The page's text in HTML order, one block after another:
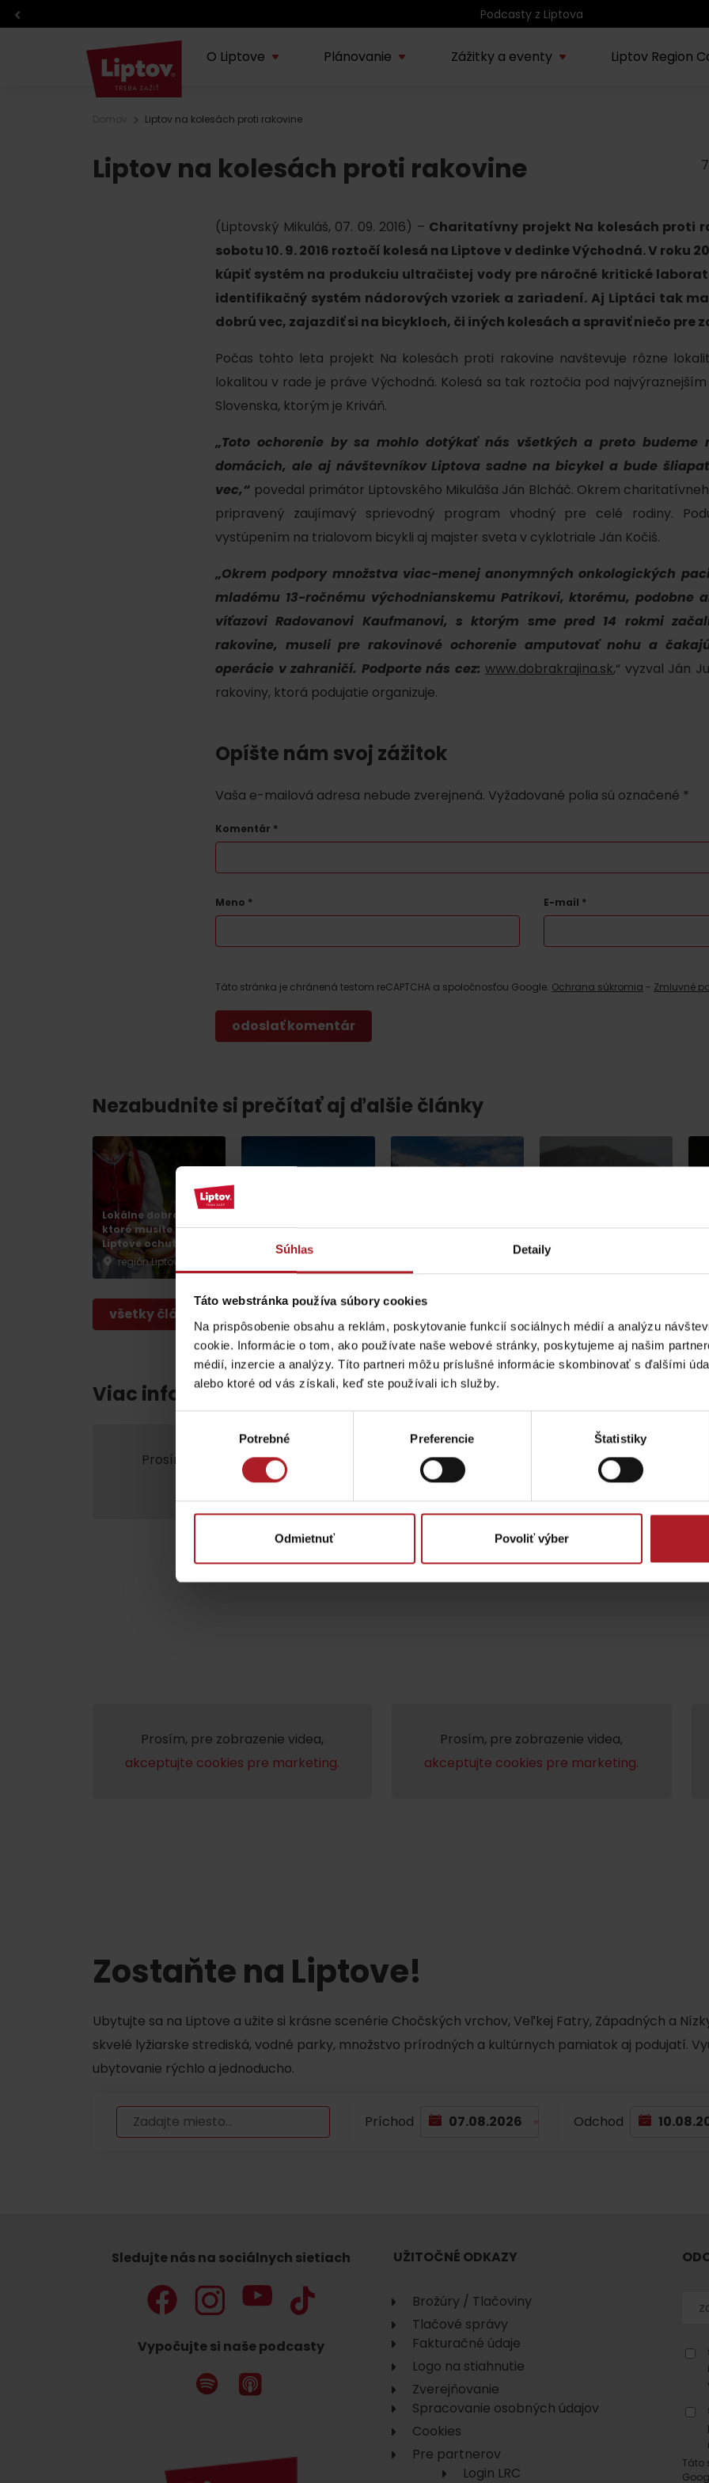
Súhlas Detaily
Táto webstránka používa súbory cookies
Na prispôsobenie obsahu a reklám, poskytovanie funkcií sociálnych médií a analýzu
cookie. Informácie o tom, ako používate naše webové stránky, poskytujeme aj našim
médií, inzercie a analýzy. Títo partneri môžu príslušné informácie skombinovať s ďalšími
alebo ktoré od vás získali, keď ste používali ich služby.
Potrebné Preferencie Štatistiky
Odmietnuť Povoliť výber
Podcasty z Liptova
O Liptove
O regióne
TOP z regiónu
Liptov
VIAC O REGIÓNE
Plánovanie
Plánovanie dovolenky
TOP atrakcie
Počasie a kamery
Požičovne a servisy
Plánovanie pre firmy
Liptove
ZOZNAM INFOCENTIER
Naplánuj si dovolenku
Pobytové balíky
Rezervuj si izby
So zvieratkami
Program pre zamestnancov
Konferenčné priestory
Teambuildingy
Kde sa nachádza
VŠETKY ČLÁNKY
Počasie a kamery
Pravidlá pobytu na
horách
Poistenie záchrany
zadarmo s Generali
Ski&Aqua Bus
Autobusová
Vlaková
Letecká
Zážitky a eventy
Zážitky
Športy
Liptov s deťmi
Regionálne výrobky
08.
2026
20. Cvyklo pohár 2026
AUG
15.
Vodný park Tatralandia
Tropická noc v
Tatralandii – letný
špeciál
AUG
08.
Demänovská Dolina
Leto pod Chopkom
VŠETKY PODUJATIA
Letné športy
Turistika
Vodné športy
Nordic walking
Zimné športy
Lyžovanie
Skialpinizmus
Bežkovanie
Zimná turistika
Vyber si typ
Všetky
Vodné parky
Wellness a
Vodné
História a
Reštaurácie
Salaše a koliby
Zimu a leto na Liptove
spoja športy
Kde sa nachádza
Voda, sneh a
VŠETKY ČLÁNKY
podľa veku detí podľa ročného obdobia
Chaty a útulne Liptovské tradície Pramene a vodopády
No data found for this source.
Liptov Region
Liptov na kolesách proti rakovine
Liptov na kolesách proti rakovine
(Liptovský Mikuláš, 07. 09. 2016) – Charitatívny projekt Na kolesách proti
sobotu 10. 9. 2016 roztočí kolesá na Liptove v dedinke Východná. V roku
kúpiť systém na produkciu ultračistej vody pre náročné kritické
identifikačný systém nádorových vzoriek a zariadení. Aj Liptáci tak
dobrú vec, zajazdiť si na bicykloch, či iných kolesách a spraviť niečo pre
Počas tohto leta projekt Na kolesách proti rakovine navštevuje rôzne
lokalitou v rade je práve Východná. Kolesá sa tak roztočia pod
Slovenska, ktorým je Kriváň.
„Toto ochorenie by sa mohlo dotýkať nás všetkých a preto
domácich, ale aj návštevníkov Liptova sadne na bicykel a bude
vec,“ povedal primátor Liptovského Mikuláša Ján Blcháč. Okrem
pripravený zaujímavý sprievodný program vhodný pre celé rodiny.
vystúpením na trialovom bicykli aj majster sveta v cyklotriale Ján Kočiš.
„Okrem podpory množstva viac-menej anonymných onkologických
mladému 13-ročnému východnianskemu Patrikovi, ktorému, podobne
víťazovi Radovanovi Kaufmanovi, s ktorým sme pred 14 rokmi
rakovine, museli pre rakovinové ochorenie amputovať nohu a
operácie v zahraničí. Podporte nás cez: www.dobrakrajina.sk,“ vyzval Ján
rakoviny, ktorá podujatie organizuje.
Opíšte nám svoj zážitok
Vaša e-mailová adresa nebude zverejnená. Vyžadované polia sú označené *
Komentár *
Meno * E-mail *
Táto stránka je chránená testom reCAPTCHA a spoločnosťou Google. Ochrana súkromia - Zmluvné
Nezabudnite si prečítať aj ďalšie články
Lokálne dobroty,
ktoré musíte na
Liptove ochutnať
región Liptov
verzus rozpálený
panelák
oddýchnu si aj
monumentálne
všetky články
Viac informácií o Liptov region karte aj v našich Liptov News
Prosím, pre zobrazenie videa,
akceptujte cookies pre
marketing.
Prosím, pre
Prosím, pre zobrazenie videa,
akceptujte cookies pre marketing.
Prosím, pre zobrazenie videa,
akceptujte cookies pre marketing.
Zostaňte na Liptove!
Ubytujte sa na Liptove a užite si krásne scenérie Chočských vrchov, Veľkej Fatry, Západných a
skvelé lyžiarske strediská, vodné parky, množstvo prírodných a kultúrnych pamiatok aj podujatí.
ubytovanie rýchlo a jednoducho.
Príchod Odchod
Sledujte nás na sociálnych sietiach
Vypočujte si naše podcasty
UŽITOČNÉ ODKAZY
Brožúry / Tlačoviny
Tlačové správy
Fakturačné údaje
Logo na stiahnutie
Zverejňovanie
Spracovanie osobných údajov
Cookies
Pre partnerov
Login LRC
Táto